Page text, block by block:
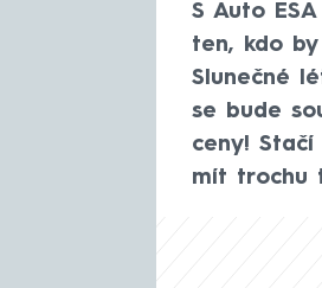
S Auto
ten, kdo
Slunečné
se bude
ceny!
mít trochu